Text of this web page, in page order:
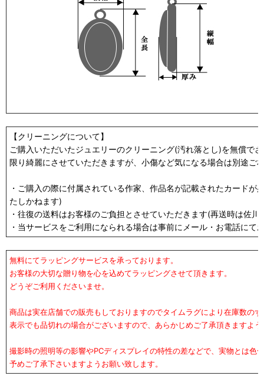
【クリーニングについて】
ご購入いただいたジュエリーのクリーニング(汚れ落とし)を無償で
限り綺麗にさせていただきますが、小傷など気になる場合は別途ご
・ご購入の際に付属されている作家、作品名が記載されたカードが
たしかねます)
・往復の送料はお客様のご負担とさせていただきます(再送時は佐川
・当サービスをご利用になられる場合は事前にメール・お電話にて
無料にてラッピングサービスを承っております。
お客様の大切な贈り物を心を込めてラッピングさせて頂きます。
どうぞご利用くださいませ。
商品は実在店舗での販売もしておりますのでタイムラグにより在庫数の
表示でも品切れの場合がございますので、あらかじめご了承頂きますよ
撮影時の照明等の影響やPCディスプレイの特性の差などで、実物とは色
予めご了承下さいますようお願い致します。